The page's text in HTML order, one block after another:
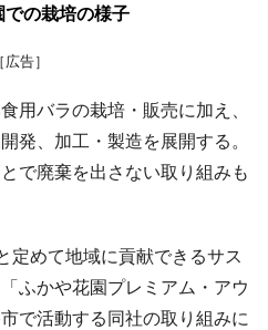
の栽培の様子
［広告］
用バラの栽培・販売に加え、
発、加工・製造を展開する。
で廃棄を出さない取り組みも
めて地域に貢献できるサス
ふかや花園プレミアム・アウ
で活動する同社の取り組みに